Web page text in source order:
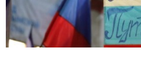
ПОБЕДИТЕЛЕЙ НЕ СУДЯТ?
КРЫМ.НЕПОКОРЕННЫЙ
ELIFBE
ПРИСОЕДИНЯЙТЕСЬ!